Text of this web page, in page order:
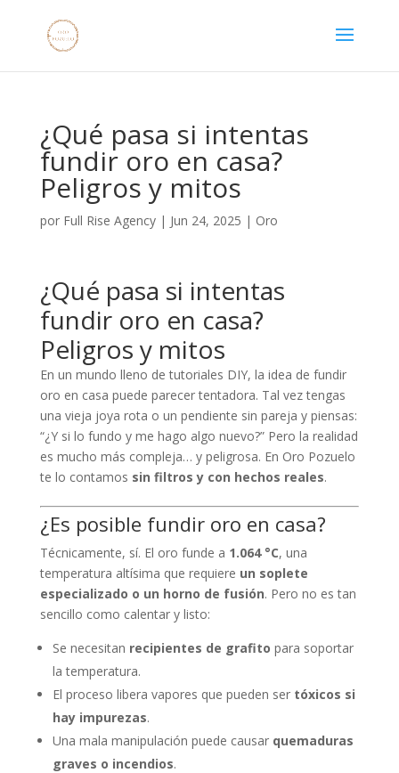
¿Qué pasa si intentas
fundir oro en casa?
Peligros y mitos
por Full Rise Agency| Jun 24, 2025 | Oro
¿Qué pasa si intentas
fundir oro en casa?
Peligros y mitos
En un mundo lleno de tutoriales DIY, la idea de fundir
oro en casa puede parecer tentadora. Tal vez tengas
una vieja joya rota o un pendiente sin pareja y piensas:
“¿Y si lo fundo y me hago algo nuevo?” Pero la realidad
es mucho más compleja… y peligrosa. En Oro Pozuelo
te lo contamos sin filtros y con hechos reales.
¿Es posible fundir oro en casa?
Técnicamente, sí. El oro funde a 1.064 °C, una
temperatura altísima que requiere un soplete
especializado o un horno de fusión. Pero no es tan
sencillo como calentar y listo:
Se necesitan recipientes de grafito para soportar
la temperatura.
El proceso libera vapores que pueden ser tóxicos si
hay impurezas.
Una mala manipulación puede causar quemaduras
graves o incendios.